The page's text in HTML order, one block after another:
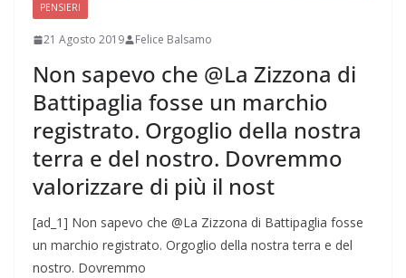
PENSIERI
21 Agosto 2019 Felice Balsamo
Non sapevo che @La Zizzona di
Battipaglia fosse un marchio
registrato. Orgoglio della nostra
terra e del nostro. Dovremmo
valorizzare di più il nost
[ad_1] Non sapevo che @La Zizzona di Battipaglia fosse
un marchio registrato. Orgoglio della nostra terra e del
nostro. Dovremmo